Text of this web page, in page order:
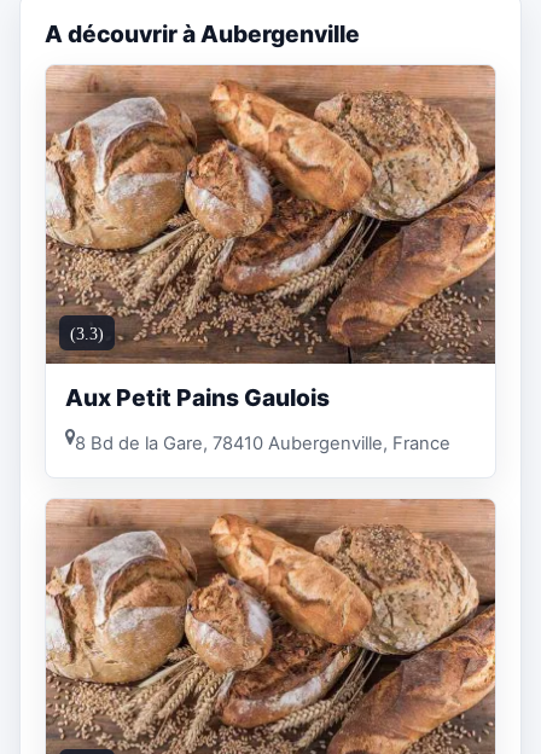
A découvrir à Aubergenville
(3.3)
Aux Petit Pains Gaulois
8 Bd de la Gare, 78410 Aubergenville, France